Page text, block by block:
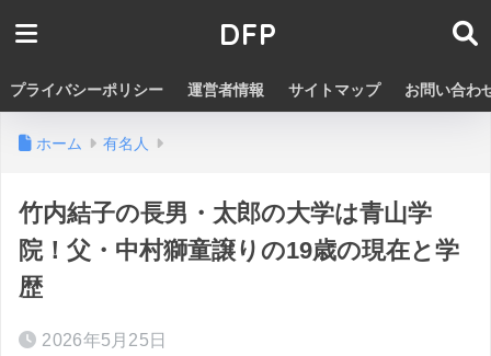
DFP
プライバシーポリシー 運営者情報 サイトマップ お問い合わ
ホーム 有名人
竹内結子の長男・太郎の大学は青山学
院！父・中村獅童譲りの19歳の現在と学
歴
2026年5月25日